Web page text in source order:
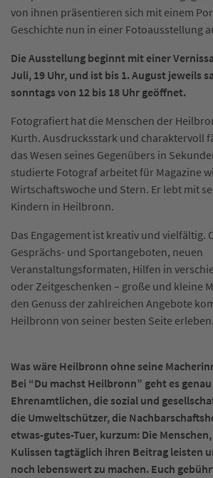
von ihnen präsentieren sich mit einem
Geschichte nun in einer Fotoausstellung
Die Ausstellung beginnt mit einer
Juli, 19 Uhr, und ist bis 1. August jeweils
sonntags von 12 bis 18 Uhr geöffnet.
Fotografiert hat die Menschen der
Kurth. Ausdrucksstark und charaktervoll
das Wesen seines Gegenübers in
studierte Fotograf arbeitet für Magazine
Wirtschaftswoche und Stern. Er lebt mit
Kindern in Heilbronn.
Das Engagement ist kreativ und vielfältig.
Gesprächs- und Sportangeboten, neuen
Veranstaltungsformaten, Hilfen in
oder Zeitgeschenken – große und kleine
den Genuss der zahlreichen Angebote
Heilbronn von seiner besten Seite erleben.
Was wäre Heilbronn ohne seine
Bei “Du machst Heilbronn” geht es
Ehrenamtlichen, die sozial und
die Umweltschützer, die
etwas-gutes-Tuer, kurzum: Die
Kulissen tagtäglich ihren Beitrag leisten
noch lebenswert zu machen. Euch